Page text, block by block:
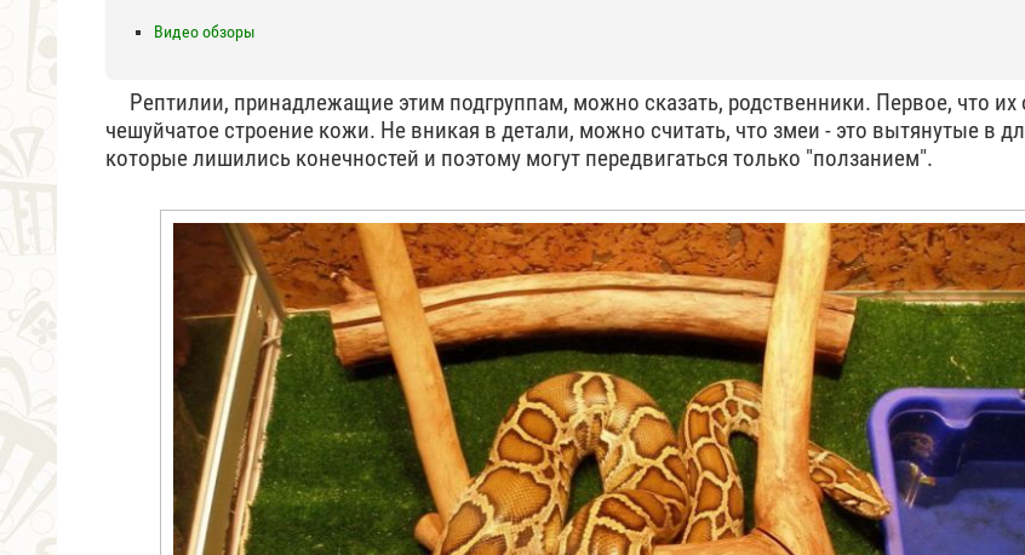
Видео обзоры
Рептилии, принадлежащие этим подгруппам, можно сказать, родственники. Первое, что их
чешуйчатое строение кожи. Не вникая в детали, можно считать, что змеи - это вытянутые в
которые лишились конечностей и поэтому могут передвигаться только "ползанием".